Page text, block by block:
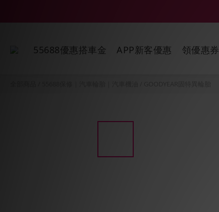
55688優惠搭車金 APP新客優惠 領優惠券